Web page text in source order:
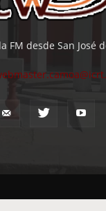
FM desde San José